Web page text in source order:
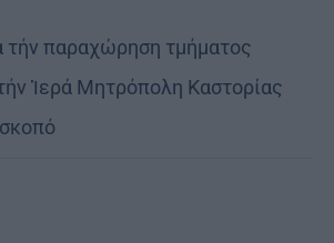
τήν παραχώρηση τμήματος
Ἱερά Μητρόπολη Καστορίας